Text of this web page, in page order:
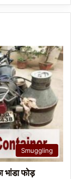
Smuggling
भांडा फोड़